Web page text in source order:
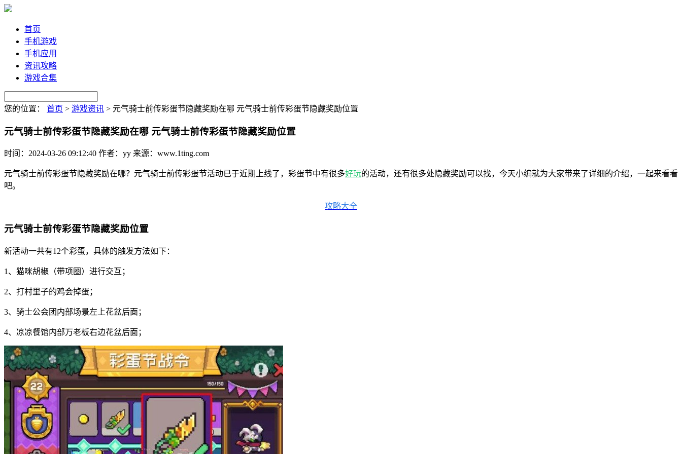
首页
手机游戏
手机应用
资讯攻略
游戏合集
您的位置： 首页 > 游戏资讯 > 元气骑士前传彩蛋节隐藏奖励在哪 元气骑士前传彩蛋节隐藏奖励位置
元气骑士前传彩蛋节隐藏奖励在哪 元气骑士前传彩蛋节隐藏奖励位置
时间：2024-03-26 09:12:40 作者：yy 来源：www.1ting.com
元气骑士前传彩蛋节隐藏奖励在哪？元气骑士前传彩蛋节活动已于近期上线了，彩蛋节中有很多好玩的活动，还有很多处隐藏奖励可以找，今天小编就为大家带来了详细的介绍，一起来看看
吧。
攻略大全
元气骑士前传彩蛋节隐藏奖励位置
新活动一共有12个彩蛋，具体的触发方法如下：
1、猫咪胡椒（带项圈）进行交互；
2、打村里子的鸡会掉蛋；
3、骑士公会团内部场景左上花盆后面；
4、凉凉餐馆内部万老板右边花盆后面；